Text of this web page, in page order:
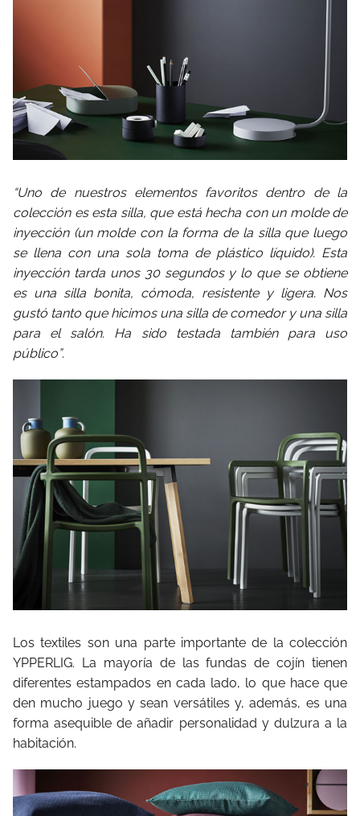
“Uno de nuestros elementos favoritos dentro de la
colección es esta silla, que está hecha con un molde de
inyección (un molde con la forma de la silla que luego
se llena con una sola toma de plástico líquido). Esta
inyección tarda unos 30 segundos y lo que se obtiene
es una silla bonita, cómoda, resistente y ligera. Nos
gustó tanto que hicimos una silla de comedor y una silla
para el salón. Ha sido testada también para uso
público”.
Los textiles son una parte importante de la colección
YPPERLIG. La mayoría de las fundas de cojín tienen
diferentes estampados en cada lado, lo que hace que
den mucho juego y sean versátiles y, además, es una
forma asequible de añadir personalidad y dulzura a la
habitación.